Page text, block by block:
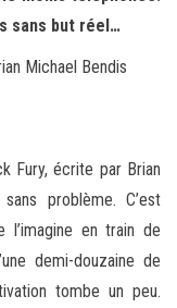
sans but réel…
Michael Bendis
Fury, écrite par Brian
problème. C’est
en train de
demi-douzaine de
tombe un peu.